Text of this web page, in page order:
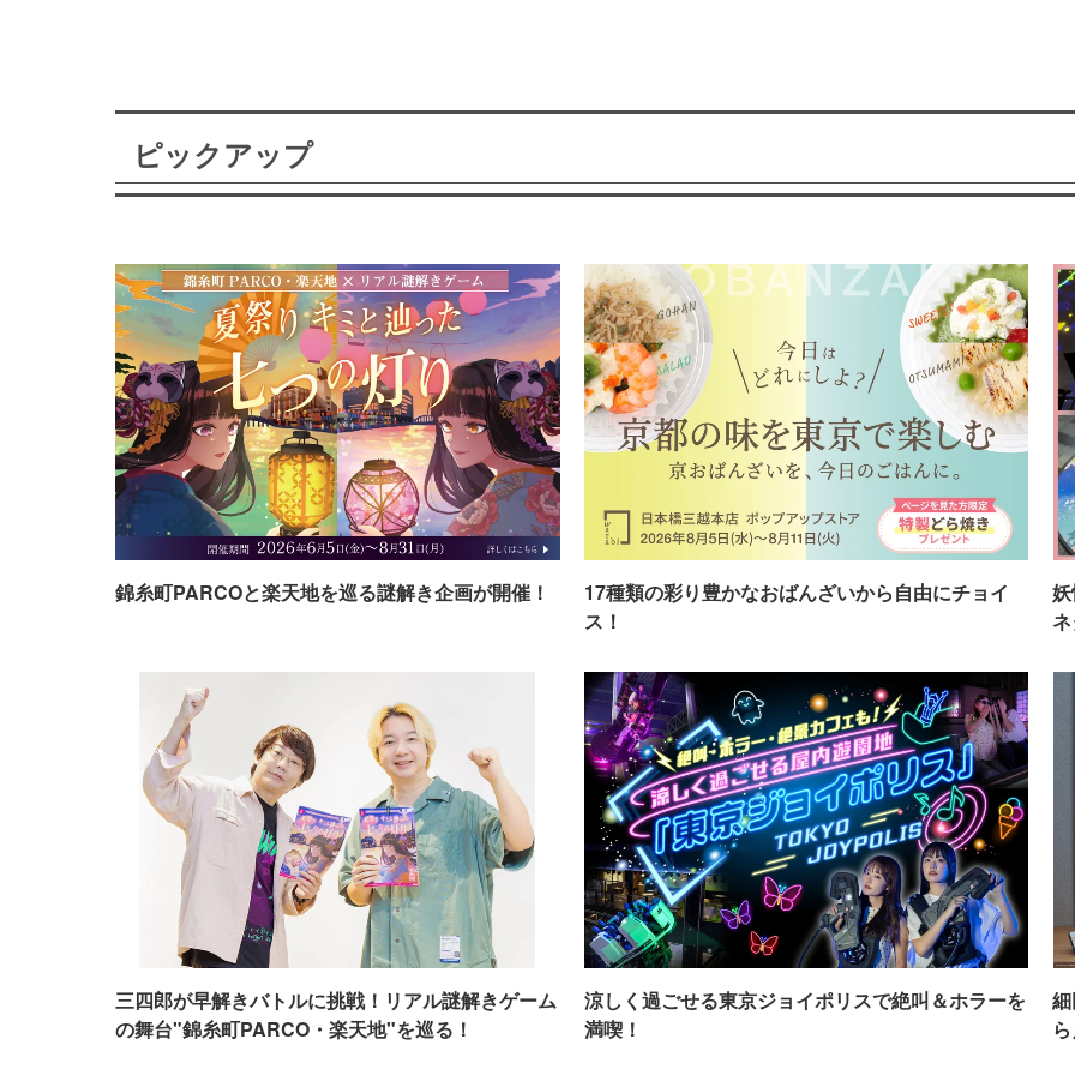
ピックアップ
錦糸町PARCOと楽天地を巡る謎解き企画が開催！
17種類の彩り豊かなおばんざいから自由にチョイ
ス！
三四郎が早解きバトルに挑戦！リアル謎解きゲーム
の舞台"錦糸町PARCO・楽天地"を巡る！
涼しく過ごせる東京ジョイポリスで絶叫＆ホラーを
満喫！